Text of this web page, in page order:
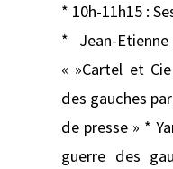
* 10h-11h15 :
* Jean-
« »Cartel et
des gauches
de presse » *
guerre des